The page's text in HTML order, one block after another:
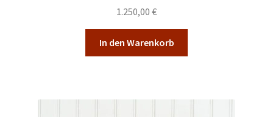
1.250,00 €
In den Warenkorb